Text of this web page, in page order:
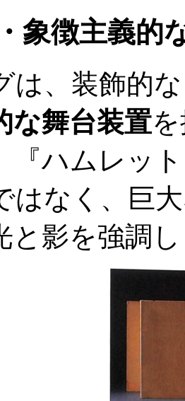
象徴主義的
は、装飾的
な舞台装置
『ハムレッ
はなく、巨
と影を強調